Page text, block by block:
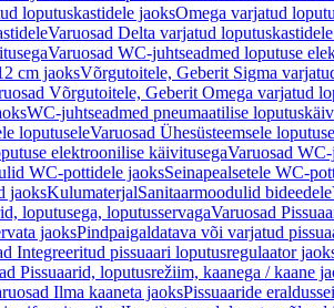
loputuskastidele jaoksOmega varjatud
Varuosad Delta varjatud
Varuosad WC-juhtseadmed loputuse
cm jaoksVõrgutoitele, Geberit Sigma
Võrgutoitele, Geberit Omega varjatud
WC-juhtseadmed pneumaatilise
loputuseleVaruosad Ühesüsteemsele
elektroonilise käivitusegaVaruosad
WC-pottidele jaoksSeinapealsetele WC-
jaoksKulumaterjalSanitaarmoodulid bideedele
loputusega, loputusservagaVaruosad
jaoksPindpaigaldatava või varjatud
Integreeritud pissuaari loputusregulaator
Pissuaarid, loputusrežiim, kaanega / kaane
Ilma kaaneta jaoksPissuaaride